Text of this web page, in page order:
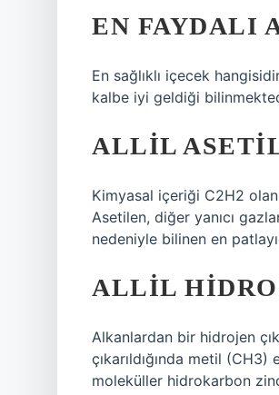
EN FAYDALI
En sağlıklı içecek
kalbe iyi geldiği
ALLIL
Kimyasal içeriği C2H2
Asetilen, diğer yanıcı
nedeniyle bilinen en
ALLIL
Alkanlardan bir hidrojen
çıkarıldığında metil
moleküller hidrokarbon